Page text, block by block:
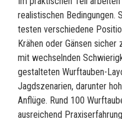
realistischen Bedingungen.
testen verschiedene
Krähen oder Gänsen
mit wechselnden
gestalteten Wurftauben-
Jagdszenarien, darunter
Anflüge. Rund 100
ausreichend